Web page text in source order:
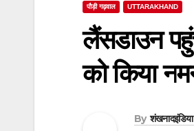
पौड़ी गढ़वाल UTTARAKHAND
लैंसडाउन
को किया
By शंखनादइंडिया